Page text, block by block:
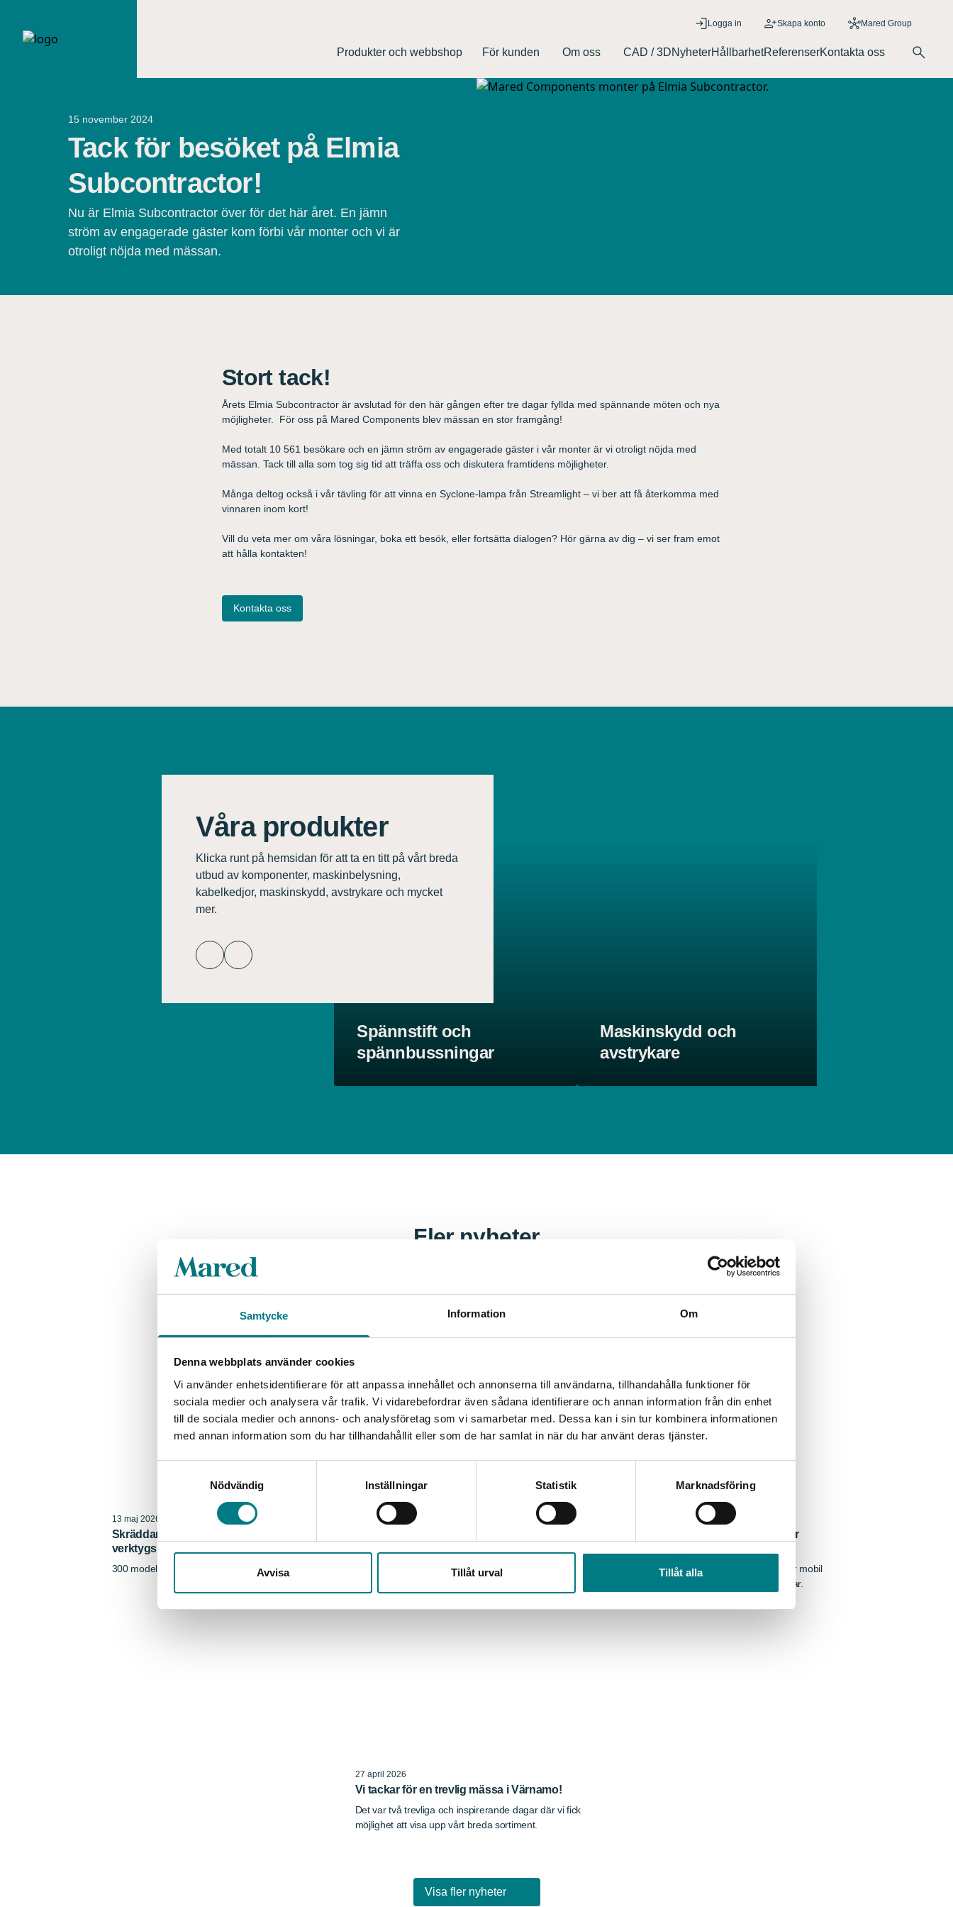
Samtycke Information Om
Denna webbplats använder cookies
Vi använder enhetsidentifierare för att anpassa innehållet och annonserna till användarna, tillhandahålla funktioner för
sociala medier och analysera vår trafik. Vi vidarebefordrar även sådana identifierare och annan information från din enhet
till de sociala medier och annons- och analysföretag som vi samarbetar med. Dessa kan i sin tur kombinera informationen
med annan information som du har tillhandahållit eller som de har samlat in när du har använt deras tjänster.
Nödvändig
Inställningar Statistik Marknadsföring
Avvisa Tillåt urval Tillåt alla
Logga in Skapa konto Mared Group
Produkter och webbshop För kunden Om oss CAD / 3DNyheterHållbarhetReferenserKontakta oss
15 november 2024
Tack för besöket på Elmia
Subcontractor!
Nu är Elmia Subcontractor över för det här året. En jämn
ström av engagerade gäster kom förbi vår monter och vi är
otroligt nöjda med mässan.
Stort tack!
Årets Elmia Subcontractor är avslutad för den här gången efter tre dagar fyllda med spännande möten och nya
möjligheter. För oss på Mared Components blev mässan en stor framgång!
Med totalt 10 561 besökare och en jämn ström av engagerade gäster i vår monter är vi otroligt nöjda med
mässan. Tack till alla som tog sig tid att träffa oss och diskutera framtidens möjligheter.
Många deltog också i vår tävling för att vinna en Syclone-lampa från Streamlight – vi ber att få återkomma med
vinnaren inom kort!
Vill du veta mer om våra lösningar, boka ett besök, eller fortsätta dialogen? Hör gärna av dig – vi ser fram emot
att hålla kontakten!
Kontakta oss
Våra produkter
Klicka runt på hemsidan för att ta en titt på vårt breda
utbud av komponenter, maskinbelysning,
kabelkedjor, maskinskydd, avstrykare och mycket
mer.
Spännstift och
spännbussningar
Maskinskydd och
avstrykare
Fler nyheter
13 maj 2026
Skräddarsydda gummiprodukter till låga
verktygskostnader
300 modeller eller helt unikt? Vi löser dina gummibälgar
5 maj 2026
Inför sommarens ledigheter håller vi helt stängt under
vecka 29 och 30, men finns i övrigt på...
ELSPRO Powerstation: Er kraftkälla för
Mared Components och ELSPRO presenterar mobil
strömförsörjning för räddningstjänst och försvar.
27 april 2026
Vi tackar för en trevlig mässa i Värnamo!
Det var två trevliga och inspirerande dagar där vi fick
möjlighet att visa upp vårt breda sortiment.
Visa fler nyheter